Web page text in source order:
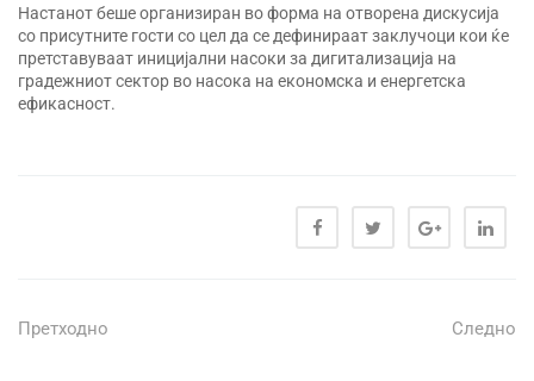
Настанот беше организиран во форма на отворена дискусија
со присутните гости со цел да се дефинираат заклучоци кои ќе
претставуваат иницијални насоки за дигитализација на
градежниот сектор во насока на економска и енергетска
ефикасност.
Претходно Следно